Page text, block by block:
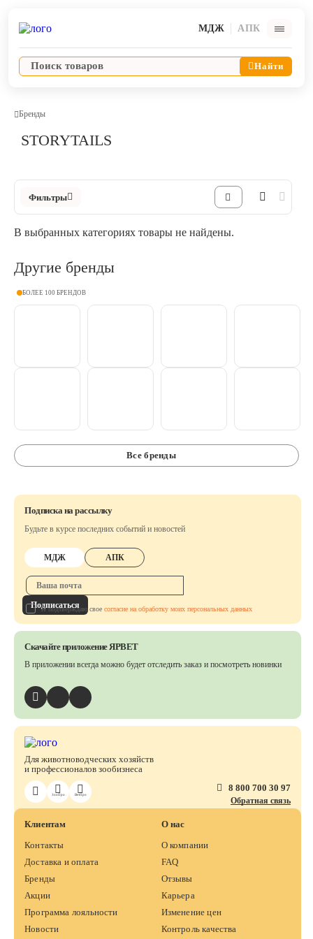
МДЖ АПК
Найти
Ветпрепараты
Оборудование и оснащение ветеринарной клиники
Корма и лакомства
Косметика и гигиена
Расходные материалы
Бренды
STORYTAILS
Фильтры
В выбранных категориях товары не найдены.
Другие бренды
БОЛЕЕ 100 БРЕНДОВ
Все бренды
ЗооПро ВетПро
Для животноводческих хозяйств
и профессионалов зообизнеса
8 800 700 30 97
Обратная связь
Клиентам
Контакты
Доставка и оплата
Бренды
Акции
Программа лояльности
Новости
О нас
О компании
FAQ
Отзывы
Карьера
Изменение цен
Контроль качества
Подписка на рассылку
Будьте в курсе последних событий и новостей
МДЖ АПК
Подписаться
Я подтверждаю свое согласие на обработку моих персональных данных
Скачайте приложение ЯРВЕТ
В приложении всегда можно будет отследить заказ и посмотреть новинки